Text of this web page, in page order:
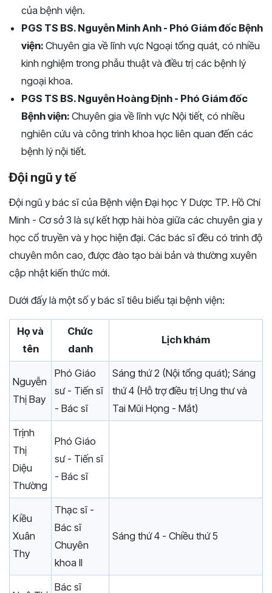
của bệnh viện.
PGS TS BS. Nguyễn Minh Anh - Phó Giám đốc Bệnh
viện: Chuyên gia về lĩnh vực Ngoại tổng quát, có nhiều
kinh nghiệm trong phẫu thuật và điều trị các bệnh lý
ngoại khoa.
PGS TS BS. Nguyễn Hoàng Định - Phó Giám đốc
Bệnh viện: Chuyên gia về lĩnh vực Nội tiết, có nhiều
nghiên cứu và công trình khoa học liên quan đến các
bệnh lý nội tiết.
Đội ngũ y tế
Đội ngũ y bác sĩ của Bệnh viện Đại học Y Dược TP. Hồ Chí
Minh - Cơ sở 3 là sự kết hợp hài hòa giữa các chuyên gia y
học cổ truyền và y học hiện đại. Các bác sĩ đều có trình độ
chuyên môn cao, được đào tạo bài bản và thường xuyên
cập nhật kiến thức mới.
Dưới đấy là một số y bác sĩ tiêu biểu tại bệnh viện:
Họ và
tên
Chức
danh
Lịch khám
Nguyễn
Thị Bay
Phó Giáo
sư - Tiến sĩ
- Bác sĩ
Sáng thứ 2 (Nội tổng quát); Sáng
thứ 4 (Hỗ trợ điều trị Ung thư và
Tai Mũi Họng - Mắt)
Trịnh
Thị
Diệu
Thường
Phó Giáo
sư - Tiến sĩ
- Bác sĩ
Kiều
Xuân
Thy
Thạc sĩ -
Bác sĩ
Chuyên
khoa II
Sáng thứ 4 - Chiều thứ 5
Bác sĩ